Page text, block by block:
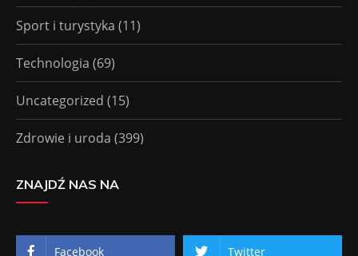
Sport i turystyka (11)
Technologia (69)
Uncategorized (15)
Zdrowie i uroda (399)
ZNAJDŹ NAS NA
Facebook Twitter